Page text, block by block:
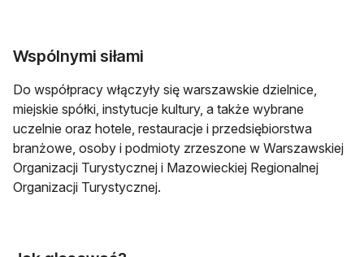
Wspólnymi siłami
Do współpracy włączyły się warszawskie dzielnice,
miejskie spółki, instytucje kultury, a także wybrane
uczelnie oraz hotele, restauracje i przedsiębiorstwa
branżowe, osoby i podmioty zrzeszone w Warszawskiej
Organizacji Turystycznej i Mazowieckiej Regionalnej
Organizacji Turystycznej.